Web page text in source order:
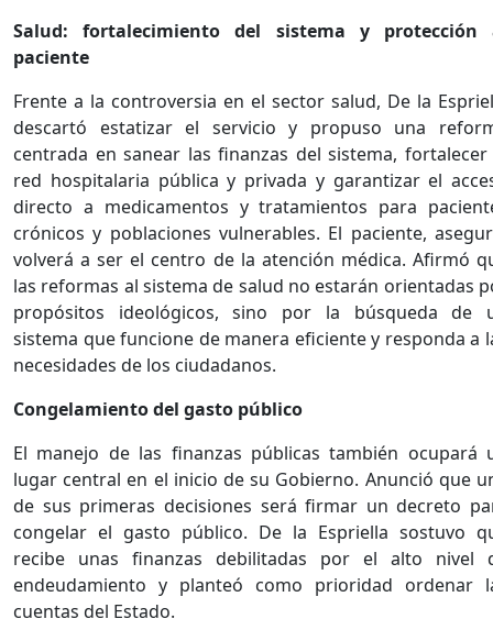
Salud: fortalecimiento del sistema y protección
paciente
Frente a la controversia en el sector salud, De la
descartó estatizar el servicio y propuso una
centrada en sanear las finanzas del sistema, fortalecer
red hospitalaria pública y privada y garantizar el
directo a medicamentos y tratamientos para
crónicos y poblaciones vulnerables. El paciente,
volverá a ser el centro de la atención médica. Afirmó
las reformas al sistema de salud no estarán orientadas
propósitos ideológicos, sino por la búsqueda de
sistema que funcione de manera eficiente y responda a
necesidades de los ciudadanos.
Congelamiento del gasto público
El manejo de las finanzas públicas también ocupará
lugar central en el inicio de su Gobierno. Anunció que
de sus primeras decisiones será firmar un decreto
congelar el gasto público. De la Espriella sostuvo
recibe unas finanzas debilitadas por el alto nivel
endeudamiento y planteó como prioridad ordenar
cuentas del Estado.